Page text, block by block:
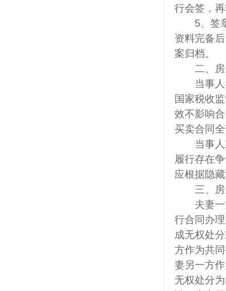
行会签，
5、签章
资料完备
案归档。
二、房
当事人在
国家税收
效不影响
买卖合同
当事人对
履行存在
应根据隐
三、房
夫妻一方
行合同办
成无权处
方作为共
妻另一方
无权处分